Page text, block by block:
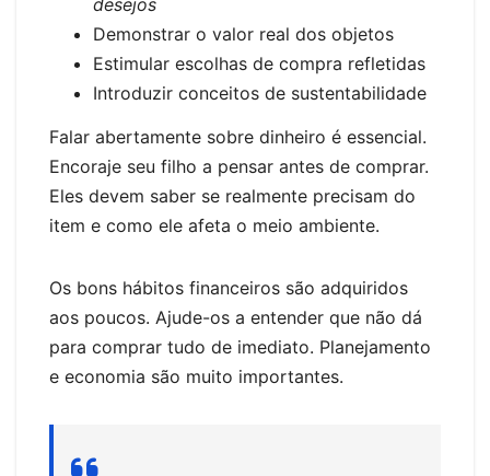
Demonstrar o valor real dos objetos
Estimular escolhas de compra refletidas
Introduzir conceitos de sustentabilidade
Falar abertamente sobre dinheiro é essencial.
Encoraje seu filho a pensar antes de comprar.
Eles devem saber se realmente precisam do
item e como ele afeta o meio ambiente.
Os bons hábitos financeiros são adquiridos
aos poucos. Ajude-os a entender que não dá
para comprar tudo de imediato. Planejamento
e economia são muito importantes.